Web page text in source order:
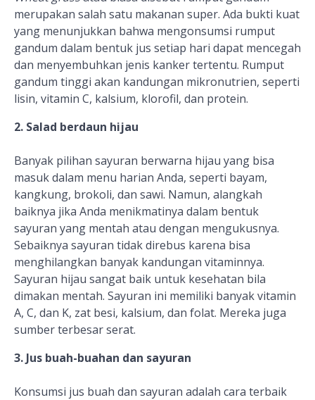
merupakan salah satu makanan super. Ada bukti kuat
yang menunjukkan bahwa mengonsumsi rumput
gandum dalam bentuk jus setiap hari dapat mencegah
dan menyembuhkan jenis kanker tertentu. Rumput
gandum tinggi akan kandungan mikronutrien, seperti
lisin, vitamin C, kalsium, klorofil, dan protein.
2. Salad berdaun hijau
Banyak pilihan sayuran berwarna hijau yang bisa
masuk dalam menu harian Anda, seperti bayam,
kangkung, brokoli, dan sawi. Namun, alangkah
baiknya jika Anda menikmatinya dalam bentuk
sayuran yang mentah atau dengan mengukusnya.
Sebaiknya sayuran tidak direbus karena bisa
menghilangkan banyak kandungan vitaminnya.
Sayuran hijau sangat baik untuk kesehatan bila
dimakan mentah. Sayuran ini memiliki banyak vitamin
A, C, dan K, zat besi, kalsium, dan folat. Mereka juga
sumber terbesar serat.
3. Jus buah-buahan dan sayuran
Konsumsi jus buah dan sayuran adalah cara terbaik